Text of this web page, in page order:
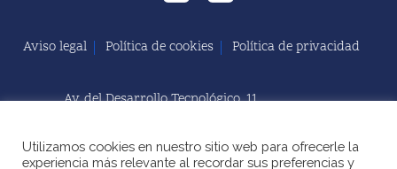
Aviso legal Política de cookies Política de privacidad
Av. del Desarrollo Tecnológico, 11
+34 856 060 603
Utilizamos cookies en nuestro sitio web para ofrecerle la
experiencia más relevante al recordar sus preferencias y